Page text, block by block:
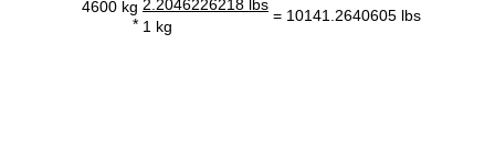
4600 kg
*
2.2046226218 lbs
= 10141.2640605 lbs
1 kg